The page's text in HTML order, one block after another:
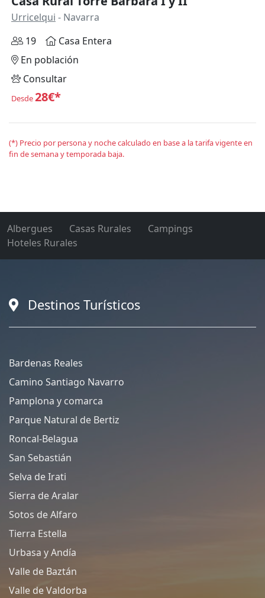
Urricelqui - Navarra
19
Casa Entera
En población
Consultar
Desde28€*
(*) Precio por persona y noche calculado en base a la tarifa vigente en
fin de semana y temporada baja.
Albergues Casas Rurales
Campings
Hoteles Rurales
Destinos Turísticos
Bardenas Reales
Camino Santiago Navarro
Pamplona y comarca
Parque Natural de Bertiz
Roncal-Belagua
San Sebastián
Selva de Irati
Sierra de Aralar
Sotos de Alfaro
Tierra Estella
Urbasa y Andía
Valle de Baztán
Valle de Valdorba